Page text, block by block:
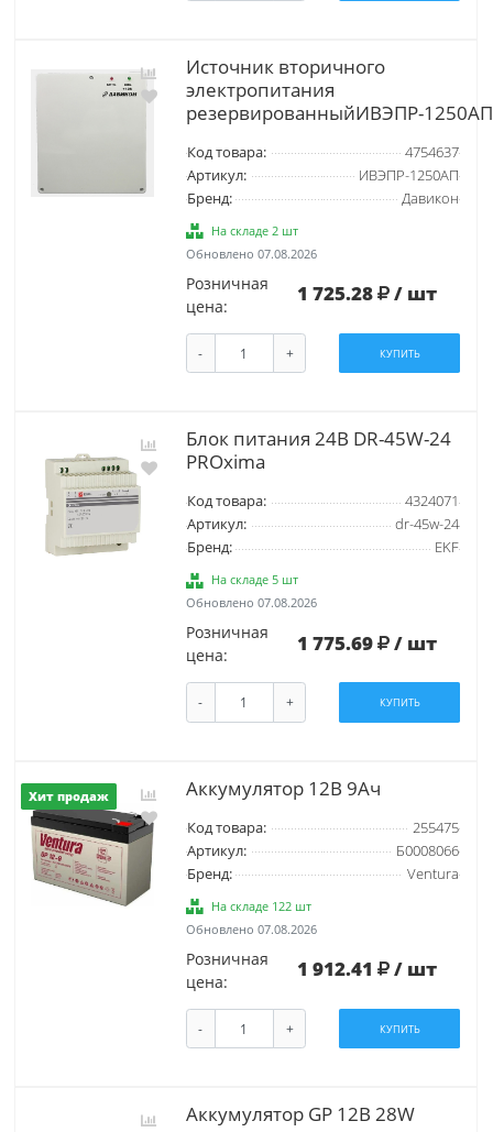
Источник вторичного
электропитания
резервированныйИВЭПР-1250АП
Код товара:
4754637
Артикул:
ИВЭПР-1250АП
Бренд:
Давикон
На складе 2 шт
Обновлено 07.08.2026
Розничная
цена:
1 725.28 / шт
- + КУПИТЬ
Блок питания 24В DR-45W-24
PROxima
Код товара:
4324071
Артикул:
dr-45w-24
Бренд:
EKF
На складе 5 шт
Обновлено 07.08.2026
Розничная
цена:
1 775.69 / шт
- + КУПИТЬ
Хит продаж Аккумулятор 12В 9Ач
Код товара:
255475
Артикул:
Б0008066
Бренд:
Ventura
На складе 122 шт
Обновлено 07.08.2026
Розничная
цена:
1 912.41 / шт
- + КУПИТЬ
Аккумулятор GP 12В 28W